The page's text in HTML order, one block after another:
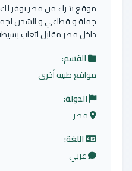
موقع شراء من مصر يوفر
جملة و قطاعي و الشحن
داخل مصر مقابل اتعاب
القسم:
مواقع طبيه أخرى
الدولة:
مصر
اللغة:
عربي